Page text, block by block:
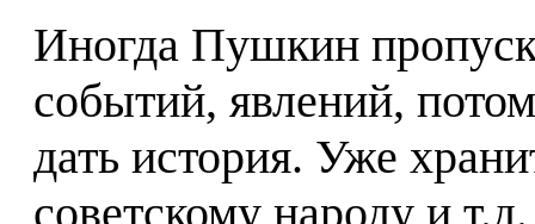
Иногда Пушкин
событий, явлений,
дать история. Уже
советскому народу и т.д.